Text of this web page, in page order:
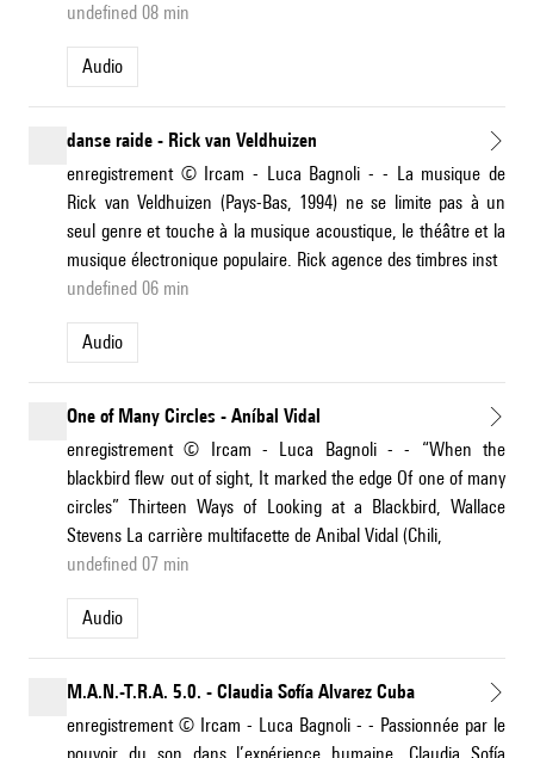
undefined 08 min
Audio
danse raide - Rick van Veldhuizen
enregistrement © Ircam - Luca Bagnoli - - La musique de
Rick van Veldhuizen (Pays-Bas, 1994) ne se limite pas à un
seul genre et touche à la musique acoustique, le théâtre et la
musique électronique populaire. Rick agence des timbres inst
undefined 06 min
Audio
One of Many Circles - Aníbal Vidal
enregistrement © Ircam - Luca Bagnoli - - “When the
blackbird flew out of sight, It marked the edge Of one of many
circles” Thirteen Ways of Looking at a Blackbird, Wallace
Stevens La carrière multifacette de Anibal Vidal (Chili,
undefined 07 min
Audio
M.A.N.-T.R.A. 5.0. - Claudia Sofía Alvarez Cuba
enregistrement © Ircam - Luca Bagnoli - - Passionnée par le